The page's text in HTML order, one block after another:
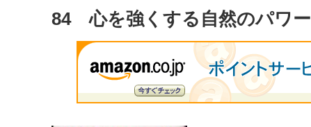
84 心を強くする自然のパワー